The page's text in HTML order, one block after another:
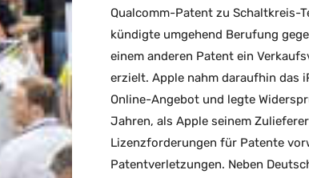
Qualcomm-Patent zu Schaltkreis-
kündigte umgehend Berufung
einem anderen Patent ein
erzielt. Apple nahm daraufhin das
Online-Angebot und legte
Jahren, als Apple seinem
Lizenzforderungen für Patente
Patentverletzungen. Neben